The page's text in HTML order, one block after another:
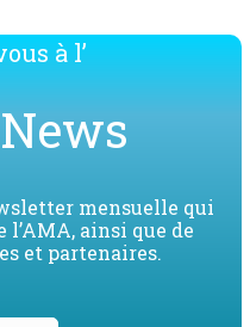
à l’
mensuelle qui
ainsi que de
et partenaires.